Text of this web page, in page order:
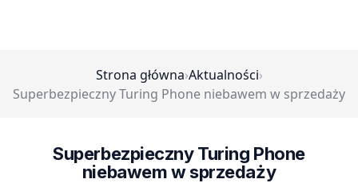
Strona główna›Aktualności›
Superbezpieczny Turing Phone niebawem w sprzedaży
Superbezpieczny Turing Phone
niebawem w sprzedaży